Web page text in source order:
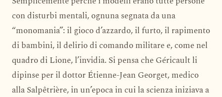
con disturbi mentali, ognuna segnata da una
“monomania”: il gioco d’azzardo, il furto, il rapimento
di bambini, il delirio di comando militare e, come nel
quadro di Lione, l’invidia. Si pensa che Géricault li
dipinse per il dottor Étienne-Jean Georget, medico
alla Salpêtrière, in un’epoca in cui la scienza iniziava a